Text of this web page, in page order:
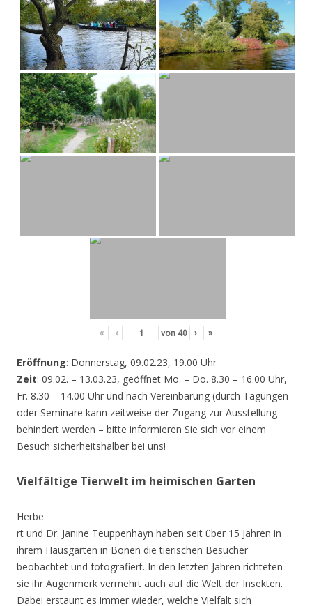
« ‹ von 40 › »
Eröffnung: Donnerstag, 09.02.23, 19.00 Uhr
Zeit: 09.02. – 13.03.23, geöffnet Mo. – Do. 8.30 – 16.00 Uhr,
Fr. 8.30 – 14.00 Uhr und nach Vereinbarung (durch Tagungen
oder Seminare kann zeitweise der Zugang zur Ausstellung
behindert werden – bitte informieren Sie sich vor einem
Besuch sicherheitshalber bei uns!
Vielfältige Tierwelt im heimischen Garten
Herbe
rt und Dr. Janine Teuppenhayn haben seit über 15 Jahren in
ihrem Hausgarten in Bönen die tierischen Besucher
beobachtet und fotografiert. In den letzten Jahren richteten
sie ihr Augenmerk vermehrt auch auf die Welt der Insekten.
Dabei erstaunt es immer wieder, welche Vielfalt sich